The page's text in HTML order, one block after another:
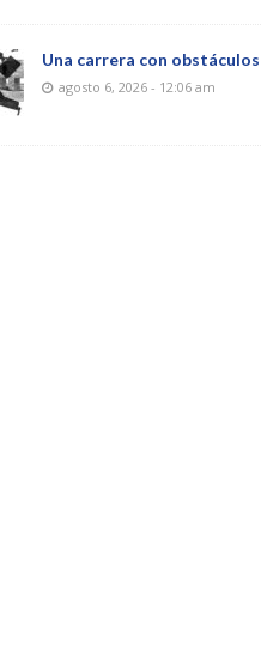
Una carrera con obstáculos
agosto 6, 2026 - 12:06 am